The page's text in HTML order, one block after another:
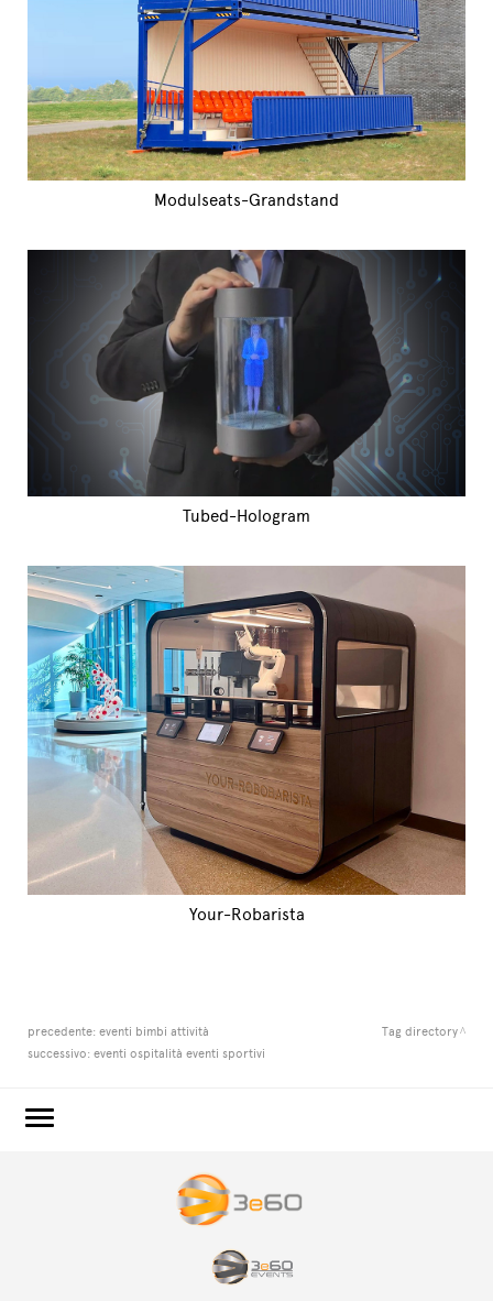
Modulseats-Grandstand
Tubed-Hologram
Your-Robarista
precedente: eventi bimbi attività
successivo: eventi ospitalità eventi sportivi
Tag directory